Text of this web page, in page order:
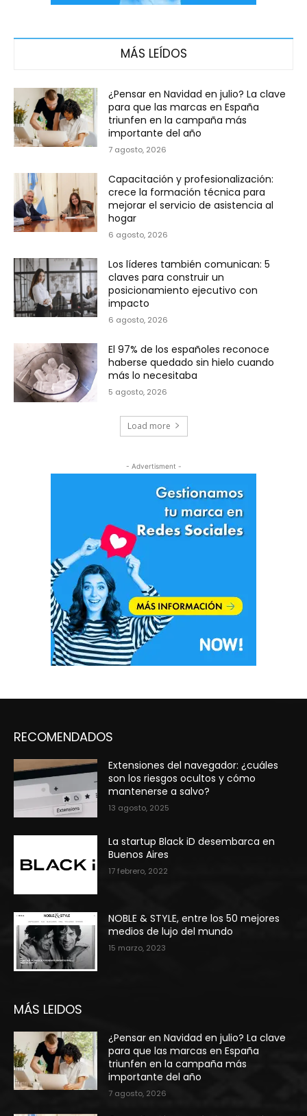
MÁS LEÍDOS
¿Pensar en Navidad en julio? La clave
para que las marcas en España
triunfen en la campaña más
importante del año
7 agosto, 2026
Capacitación y profesionalización:
crece la formación técnica para
mejorar el servicio de asistencia al
hogar
6 agosto, 2026
Los líderes también comunican: 5
claves para construir un
posicionamiento ejecutivo con
impacto
6 agosto, 2026
El 97% de los españoles reconoce
haberse quedado sin hielo cuando
más lo necesitaba
5 agosto, 2026
Load more
- Advertisment -
RECOMENDADOS
Extensiones del navegador: ¿cuáles
son los riesgos ocultos y cómo
mantenerse a salvo?
13 agosto, 2025
La startup Black iD desembarca en
Buenos Aires
17 febrero, 2022
NOBLE & STYLE, entre los 50 mejores
medios de lujo del mundo
15 marzo, 2023
MÁS LEIDOS
¿Pensar en Navidad en julio? La clave
para que las marcas en España
triunfen en la campaña más
importante del año
7 agosto, 2026